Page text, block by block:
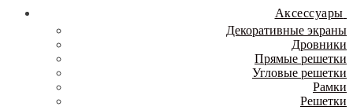
Аксессуары
Декоративные экраны
Дровники
Прямые решетки
Угловые решетки
Рамки
Решетки